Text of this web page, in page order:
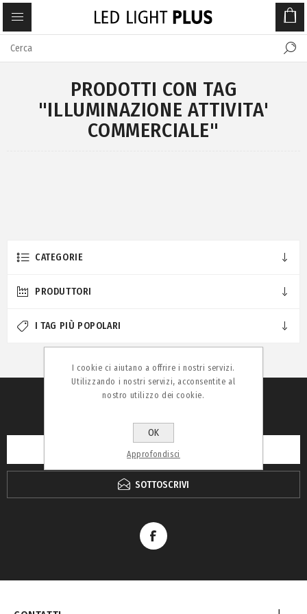
PRODOTTI CON TAG
"ILLUMINAZIONE ATTIVITA'
COMMERCIALE"
CATEGORIE
PRODUTTORI
I TAG PIÙ POPOLARI
SOTTOSCRIVI
I cookie ci aiutano a offrire i nostri servizi.
Utilizzando i nostri servizi, acconsentite al
nostro utilizzo dei cookie.
OK
Approfondisci